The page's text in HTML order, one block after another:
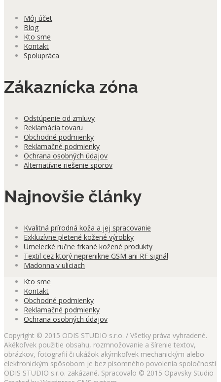
Môj účet
Blog
Kto sme
Kontakt
Spolupráca
Zákaznícka zóna
Odstúpenie od zmluvy
Reklamácia tovaru
Obchodné podmienky
Reklamačné podmienky
Ochrana osobných údajov
Alternatívne riešenie sporov
Najnovšie články
Kvalitná prírodná koža a jej spracovanie
Exkluzívne pletené kožené výrobky
Umelecké ručne frkané kožené produkty
Textil cez ktorý neprenikne GSM ani RF signál
Madonna v uliciach
Kto sme
Kontakt
Obchodné podmienky
Reklamačné podmienky
Ochrana osobných údajov
Copyright © 2015 ODIS STUDIO s.r.o. / Všetky práva vyhradené.
Akékoľvek použitie obsahu, rozmnožovanie a šírenie textov,
obrázkov, fotografií či ukážok akýmkoľvek mechanickým alebo
elektronickým spôsobom je bez písomného povolenia spoločnosti
ODIS STUDIO s.r.o. zakázané. Spracovalo © 2015 Opavsky Studio